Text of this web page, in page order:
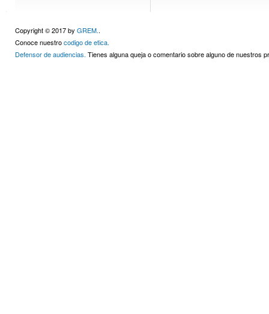
Copyright © 2017 by GREM..
Conoce nuestrocodigo de etica.
Defensor de audiencias. Tienes alguna queja o comentario sobre alguno de nuestros